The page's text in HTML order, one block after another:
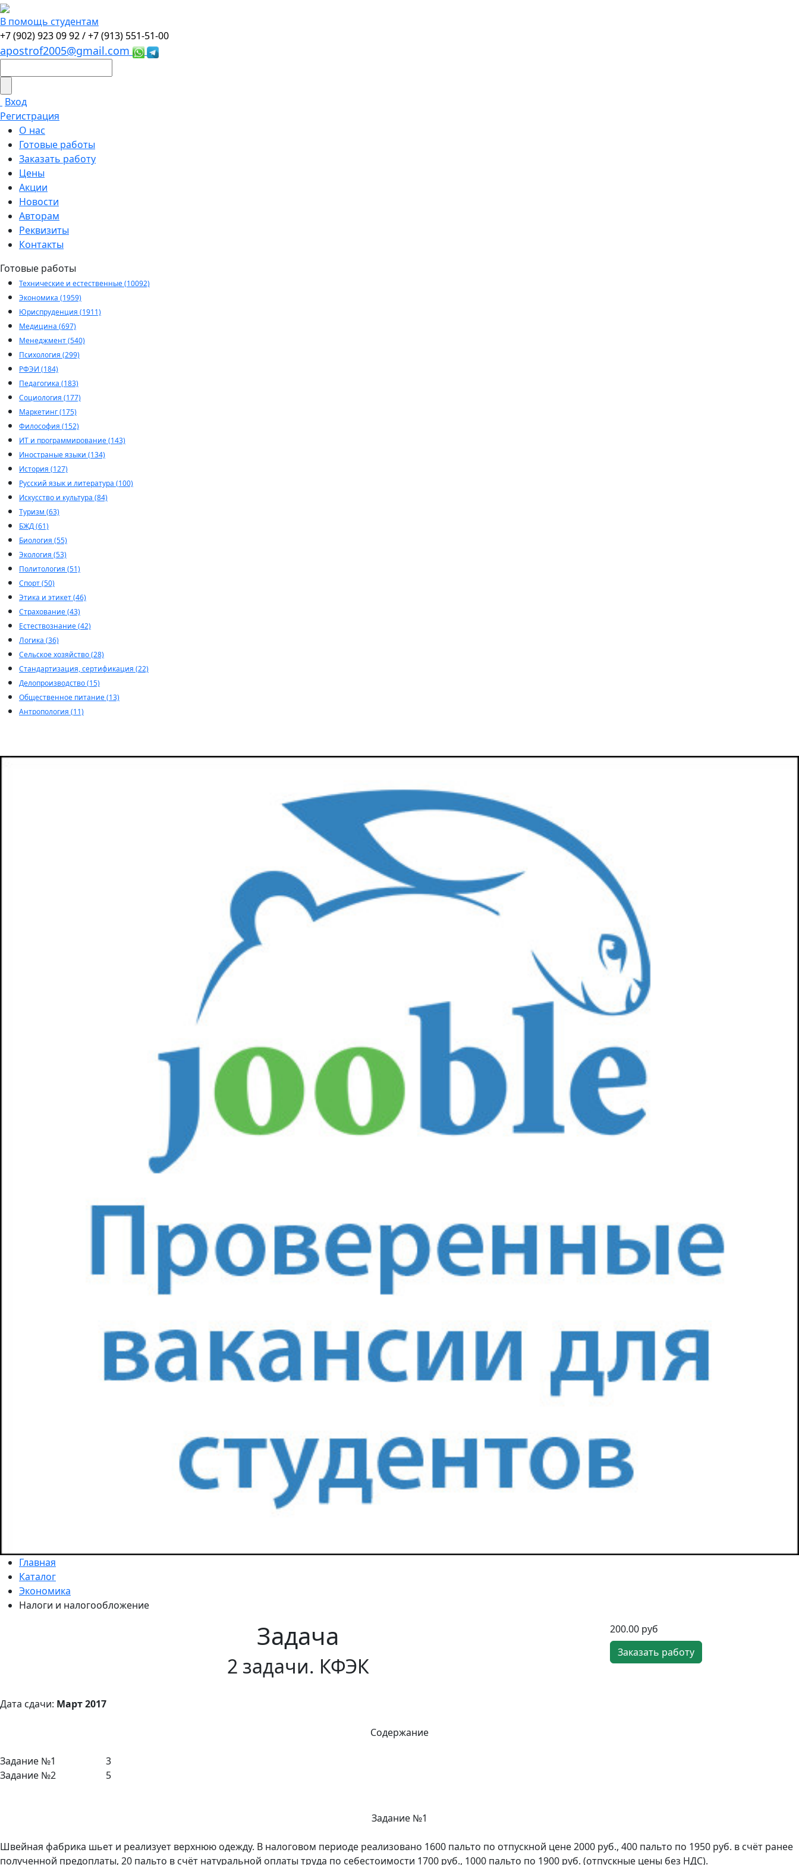
В помощь студентам
+7 (902) 923 09 92 /+7 (913) 551-51-00
apostrof2005@gmail.com
Вход
Регистрация
О нас
Готовые работы
Заказать работу
Цены
Акции
Новости
Авторам
Реквизиты
Контакты
Готовые работы
Технические и естественные (10092)
Экономика (1959)
Юриспруденция (1911)
Медицина (697)
Менеджмент (540)
Психология (299)
РФЭИ (184)
Педагогика (183)
Социология (177)
Маркетинг (175)
Философия (152)
ИТ и программирование (143)
Иностраные языки (134)
История (127)
Русский язык и литература (100)
Искусство и культура (84)
Туризм (63)
БЖД (61)
Биология (55)
Экология (53)
Политология (51)
Спорт (50)
Этика и этикет (46)
Страхование (43)
Естествознание (42)
Логика (36)
Сельское хозяйство (28)
Стандартизация, сертификация (22)
Делопроизводство (15)
Общественное питание (13)
Антропология (11)
Главная
Каталог
Экономика
Налоги и налогообложение
Задача
2 задачи. КФЭК
200.00 руб
Заказать работу
Дата сдачи: Март 2017
Содержание
Задание №1 3
Задание №2 5
Задание №1
Швейная фабрика шьет и реализует верхнюю одежду. В налоговом периоде реализовано 1600 пальто по отпускной цене 2000 руб., 400 пальто по 1950 руб. в счёт ранее
полученной предоплаты, 20 пальто в счёт натуральной оплаты труда по себестоимости 1700 руб., 1000 пальто по 1900 руб. (отпускные цены без НДС).